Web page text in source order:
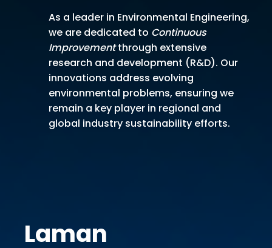
As a leader in Environmental Engineering,
we are dedicated to Continuous
Improvementthrough extensive
research and development (R&D). Our
innovations address evolving
environmental problems, ensuring we
remain a key player in regional and
global industry sustainability efforts.
Laman